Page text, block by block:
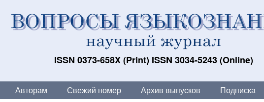
ISSN 0373-658X (Print) ISSN 3034-5243 (Online)
Авторам Свежий номер Архив выпусков Подписка